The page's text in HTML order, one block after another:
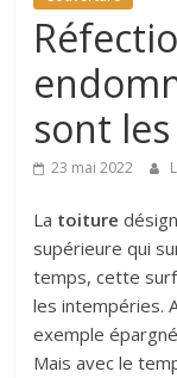
conseils
astuces
sur
l'univers
de
toiture
sont
23 mai 2022
La toiture
supérieure qui
temps, cette
les intempéries.
exemple
Mais avec le